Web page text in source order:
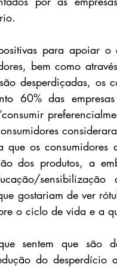
para apoiar o
bem como
desperdiçadas, os
60% das
os consumidores
dos produtos, a
sensibilização
gostariam de ver
o ciclo de vida e a
sentem que são
do desperdício